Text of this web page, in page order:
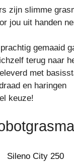
zijn slimme
jou uit handen
gemaaid
terug naar
met
en haringen
keuze!
Sileno City 250